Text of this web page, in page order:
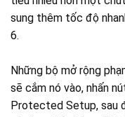
sung thêm tốc độ
6.
Những bộ mở rộng
sẽ cắm nó vào, nhấn
Protected Setup, sau